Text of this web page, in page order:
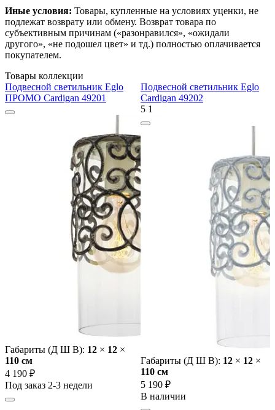
Иные условия: Товары, купленные на условиях уценки, не
подлежат возврату или обмену. Возврат товара по
субъективным причинам («разонравился», «ожидали
другого», «не подошел цвет» и тд.) полностью оплачивается
покупателем.
Товары коллекции
Подвесной светильник Eglo
ПРОМО Cardigan 49201
Габариты (Д Ш В): 12 × 12 ×
110 cм
4 190 ₽
Под заказ 2-3 недели
Подвесной светильник Eglo
Cardigan 49202
5 1
Габариты (Д Ш В): 12 × 12 ×
110 cм
5 190 ₽
В наличии